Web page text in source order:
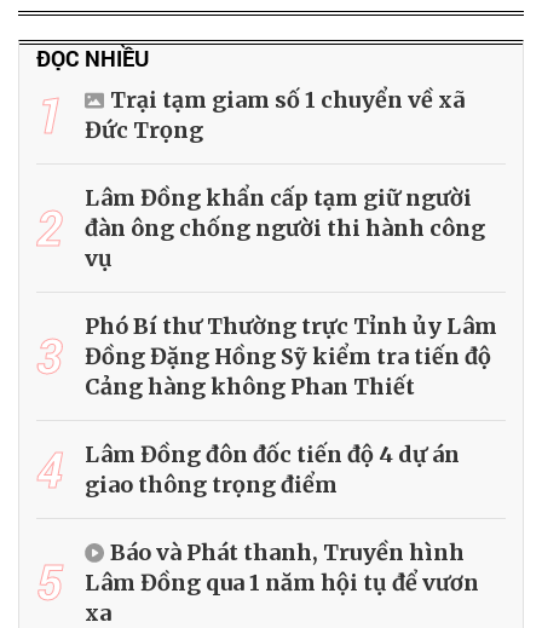
ĐỌC NHIỀU
1
Trại tạm giam số 1 chuyển về xã
Đức Trọng
2
Lâm Đồng khẩn cấp tạm giữ người
đàn ông chống người thi hành công
vụ
3
Phó Bí thư Thường trực Tỉnh ủy Lâm
Đồng Đặng Hồng Sỹ kiểm tra tiến độ
Cảng hàng không Phan Thiết
4
Lâm Đồng đôn đốc tiến độ 4 dự án
giao thông trọng điểm
5
Báo và Phát thanh, Truyền hình
Lâm Đồng qua 1 năm hội tụ để vươn
xa